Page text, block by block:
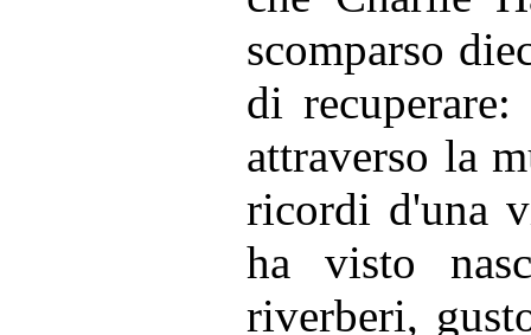
scomparso
di
attraverso la
ricordi d'una
ha visto
riverberi,